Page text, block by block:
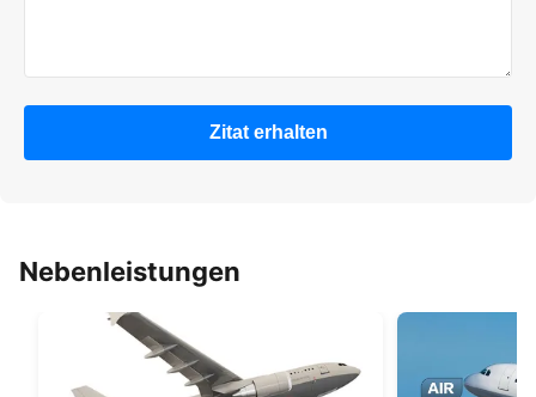
Zitat erhalten
Nebenleistungen